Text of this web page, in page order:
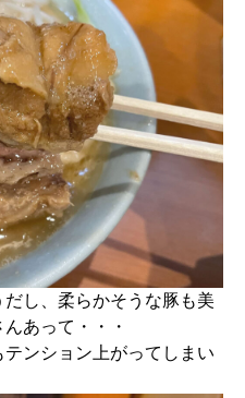
し、柔らかそうな豚も美
あって・・・
ンション上がってしまい